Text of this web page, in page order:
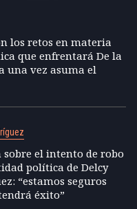
los retos en materia
que enfrentará De la
una vez asuma el
sobre el intento de robo
política de Delcy
“estamos seguros
éxito”